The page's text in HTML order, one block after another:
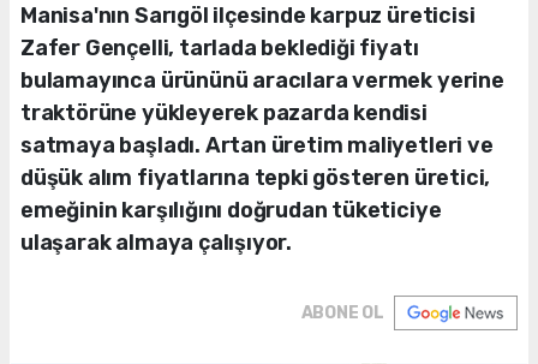
Manisa'nın Sarıgöl ilçesinde karpuz üreticisi
Zafer Gençelli, tarlada beklediği fiyatı
bulamayınca ürününü aracılara vermek yerine
traktörüne yükleyerek pazarda kendisi
satmaya başladı. Artan üretim maliyetleri ve
düşük alım fiyatlarına tepki gösteren üretici,
emeğinin karşılığını doğrudan tüketiciye
ulaşarak almaya çalışıyor.
ABONE OL